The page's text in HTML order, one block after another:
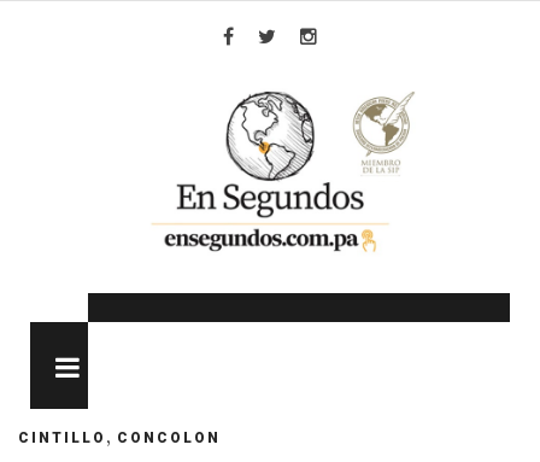
CINTILLO , CONCOLON